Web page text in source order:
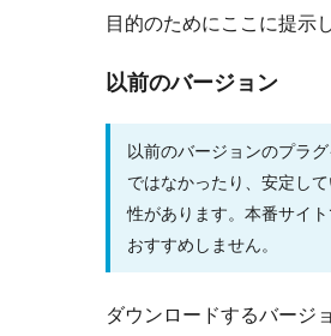
目的のためにここに提示
以前のバージョン
以前のバージョンのプラ
ではなかったり、安定し
性があります。本番サイ
おすすめしません。
ダウンロードするバージ